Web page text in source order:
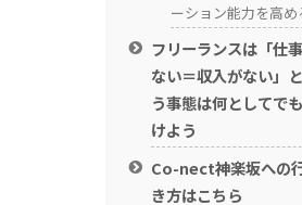
ーション能力を高め
フリーランスは「仕
ない＝収入がない」
う事態は何としてで
けよう
Co-nect神楽坂への
き方はこちら